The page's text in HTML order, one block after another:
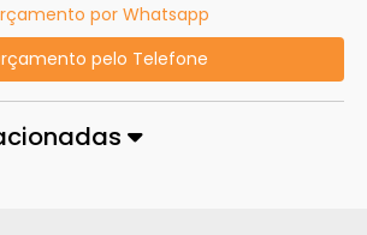
por Whatsapp
pelo Telefone